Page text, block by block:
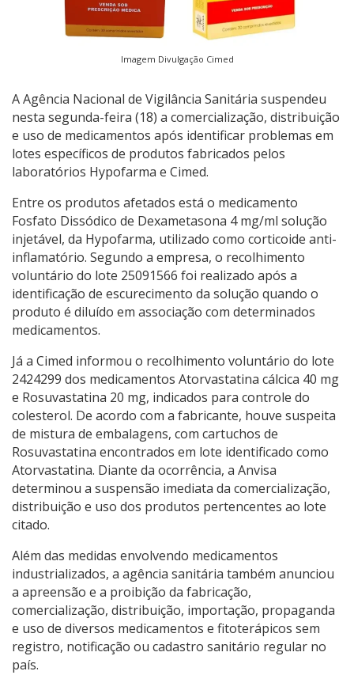
Imagem Divulgação Cimed
A Agência Nacional de Vigilância Sanitária suspendeu
nesta segunda-feira (18) a comercialização, distribuição
e uso de medicamentos após identificar problemas em
lotes específicos de produtos fabricados pelos
laboratórios Hypofarma e Cimed.
Entre os produtos afetados está o medicamento
Fosfato Dissódico de Dexametasona 4 mg/ml solução
injetável, da Hypofarma, utilizado como corticoide anti-
inflamatório. Segundo a empresa, o recolhimento
voluntário do lote 25091566 foi realizado após a
identificação de escurecimento da solução quando o
produto é diluído em associação com determinados
medicamentos.
Já a Cimed informou o recolhimento voluntário do lote
2424299 dos medicamentos Atorvastatina cálcica 40 mg
e Rosuvastatina 20 mg, indicados para controle do
colesterol. De acordo com a fabricante, houve suspeita
de mistura de embalagens, com cartuchos de
Rosuvastatina encontrados em lote identificado como
Atorvastatina. Diante da ocorrência, a Anvisa
determinou a suspensão imediata da comercialização,
distribuição e uso dos produtos pertencentes ao lote
citado.
Além das medidas envolvendo medicamentos
industrializados, a agência sanitária também anunciou
a apreensão e a proibição da fabricação,
comercialização, distribuição, importação, propaganda
e uso de diversos medicamentos e fitoterápicos sem
registro, notificação ou cadastro sanitário regular no
país.